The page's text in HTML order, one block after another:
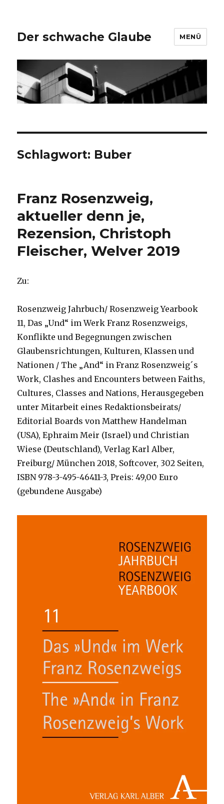
Der schwache Glaube MENÜ
Schlagwort: Buber
Franz Rosenzweig,
aktueller denn je,
Rezension, Christoph
Fleischer, Welver 2019
Zu:
Rosenzweig Jahrbuch/ Rosenzweig Yearbook
11, Das „Und“ im Werk Franz Rosenzweigs,
Konflikte und Begegnungen zwischen
Glaubensrichtungen, Kulturen, Klassen und
Nationen / The „And“ in Franz Rosenzweig´s
Work, Clashes and Encounters between Faiths,
Cultures, Classes and Nations, Herausgegeben
unter Mitarbeit eines Redaktionsbeirats/
Editorial Boards von Matthew Handelman
(USA), Ephraim Meir (Israel) und Christian
Wiese (Deutschland), Verlag Karl Alber,
Freiburg/ München 2018, Softcover, 302 Seiten,
ISBN 978-3-495-46411-3, Preis: 49,00 Euro
(gebundene Ausgabe)